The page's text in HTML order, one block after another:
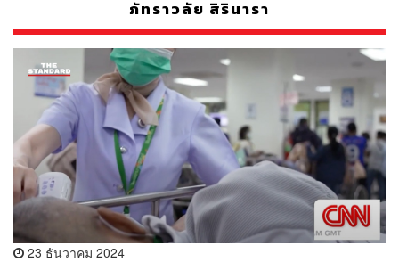
ภัทราวลัย สิรินารา
23 ธันวาคม 2024